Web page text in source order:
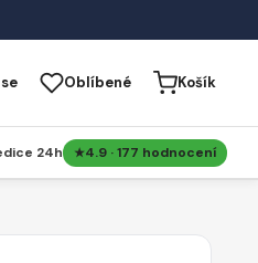
Oblíbené Košík
24h 4.9 · 177 hodnocení